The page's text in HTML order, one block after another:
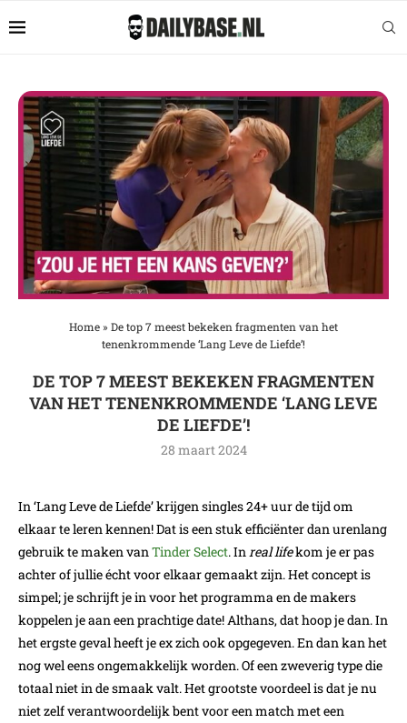
Home» De top 7 meest bekeken fragmenten van het
tenenkrommende ‘Lang Leve de Liefde’!
DE TOP 7 MEEST BEKEKEN FRAGMENTEN
VAN HET TENENKROMMENDE ‘LANG LEVE
DE LIEFDE’!
28 maart 2024
In ‘Lang Leve de Liefde’ krijgen singles 24+ uur de tijd om
elkaar te leren kennen! Dat is een stuk efficiënter dan urenlang
gebruik te maken vanTinder Select. Inreal lifekom je er pas
achter of jullie écht voor elkaar gemaakt zijn. Het concept is
simpel; je schrijft je in voor het programma en de makers
koppelen je aan een prachtige date! Althans, dat hoop je dan. In
het ergste geval heeft je ex zich ook opgegeven. En dan kan het
nog wel eens ongemakkelijk worden. Of een zweverig type die
totaal niet in de smaak valt. Het grootste voordeel is dat je nu
niet zelf verantwoordelijk bent voor een match met een